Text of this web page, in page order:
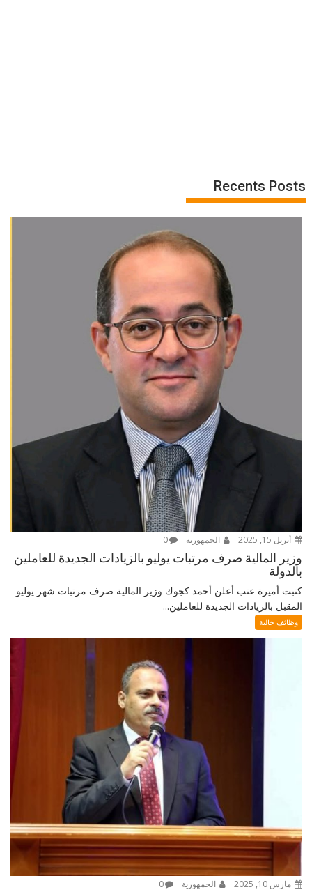
Recents Posts
أبريل 15, 2025 الجمهورية 0
وزير المالية صرف مرتبات يوليو بالزيادات الجديدة للعاملين
بالدولة
كتبت أميرة عنب أعلن أحمد كجوك وزير المالية صرف مرتبات شهر يوليو
المقبل بالزيادات الجديدة للعاملين...
وظائف خالية
مارس 10, 2025 الجمهورية 0